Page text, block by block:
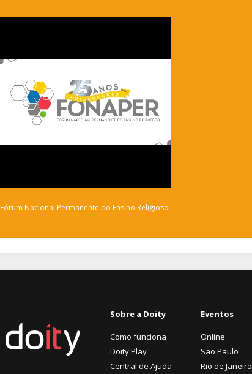
Fórum Nacional Permanente do Ensino Religioso
Sobre a Doity
Como funciona
Doity Play
Central de Ajuda
Eventos
Online
São Paulo
Rio de Janeiro